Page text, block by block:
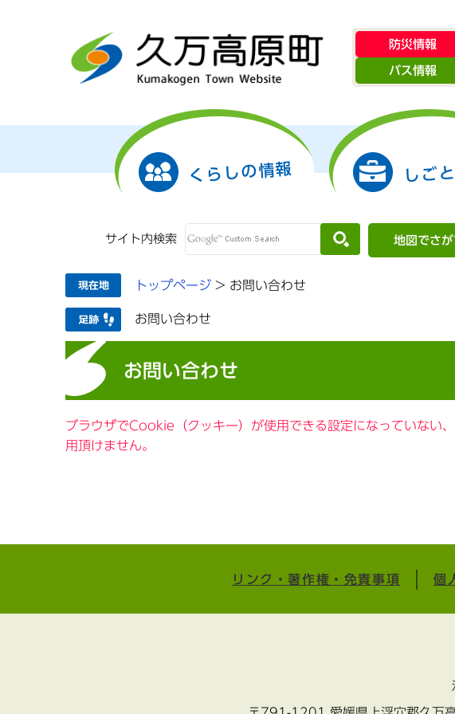
防災情報
バス情報
くらしの情報 しご
サイト内検索 地図でさが
トップページ > お問い合わせ
お問い合わせ
お問い合わせ
ブラウザでCookie（クッキー）が使用できる設定になっていない
用頂けません。
リンク・著作権・免責事項 個